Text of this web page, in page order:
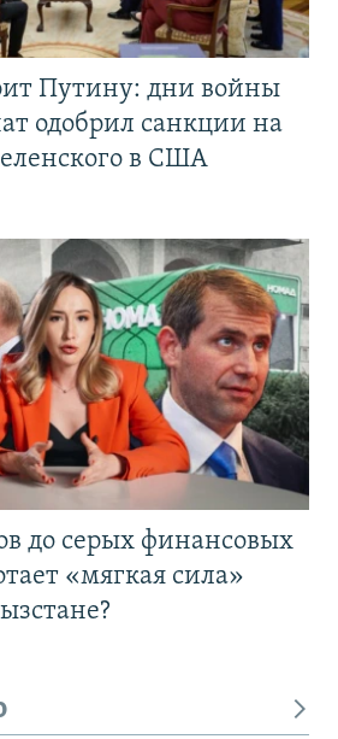
Путину: дни войны
одобрил санкции на
в США
до серых финансовых
«мягкая сила»